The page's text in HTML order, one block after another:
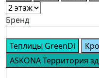
Бренд
Теплицы GreenDi
ASKONA Территория